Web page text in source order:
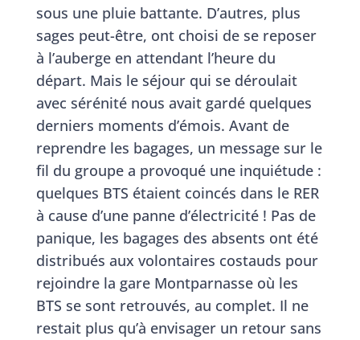
sous une pluie battante. D’autres, plus
sages peut-être, ont choisi de se reposer
à l’auberge en attendant l’heure du
départ. Mais le séjour qui se déroulait
avec sérénité nous avait gardé quelques
derniers moments d’émois. Avant de
reprendre les bagages, un message sur le
fil du groupe a provoqué une inquiétude :
quelques BTS étaient coincés dans le RER
à cause d’une panne d’électricité ! Pas de
panique, les bagages des absents ont été
distribués aux volontaires costauds pour
rejoindre la gare Montparnasse où les
BTS se sont retrouvés, au complet. Il ne
restait plus qu’à envisager un retour sans